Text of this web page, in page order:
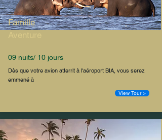
Famille
Aventure
09 nuits/ 10 jours
Dès que votre avion atterrit à l'aéroport BIA, vous serez
emmené à
View Tour >